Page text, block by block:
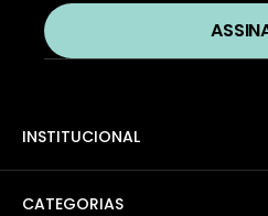
INSTITUCIONAL
CATEGORIAS